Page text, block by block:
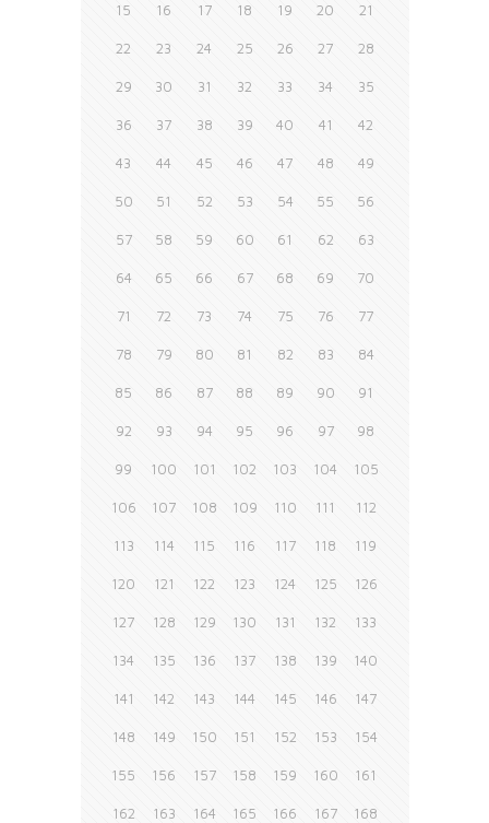
15 16 17 18 19 20 21
22 23 24 25 26 27 28
29 30 31 32 33 34 35
36 37 38 39 40 41 42
43 44 45 46 47 48 49
50 51 52 53 54 55 56
57 58 59 60 61 62 63
64 65 66 67 68 69 70
71 72 73 74 75 76 77
78 79 80 81 82 83 84
85 86 87 88 89 90 91
92 93 94 95 96 97 98
99 100 101 102 103 104 105
106 107 108 109 110 111 112
113 114 115 116 117 118 119
120 121 122 123 124 125 126
127 128 129 130 131 132 133
134 135 136 137 138 139 140
141 142 143 144 145 146 147
148 149 150 151 152 153 154
155 156 157 158 159 160 161
162 163 164 165 166 167 168